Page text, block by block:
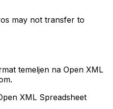
may not transfer to
temeljen na Open XML
XML Spreadsheet